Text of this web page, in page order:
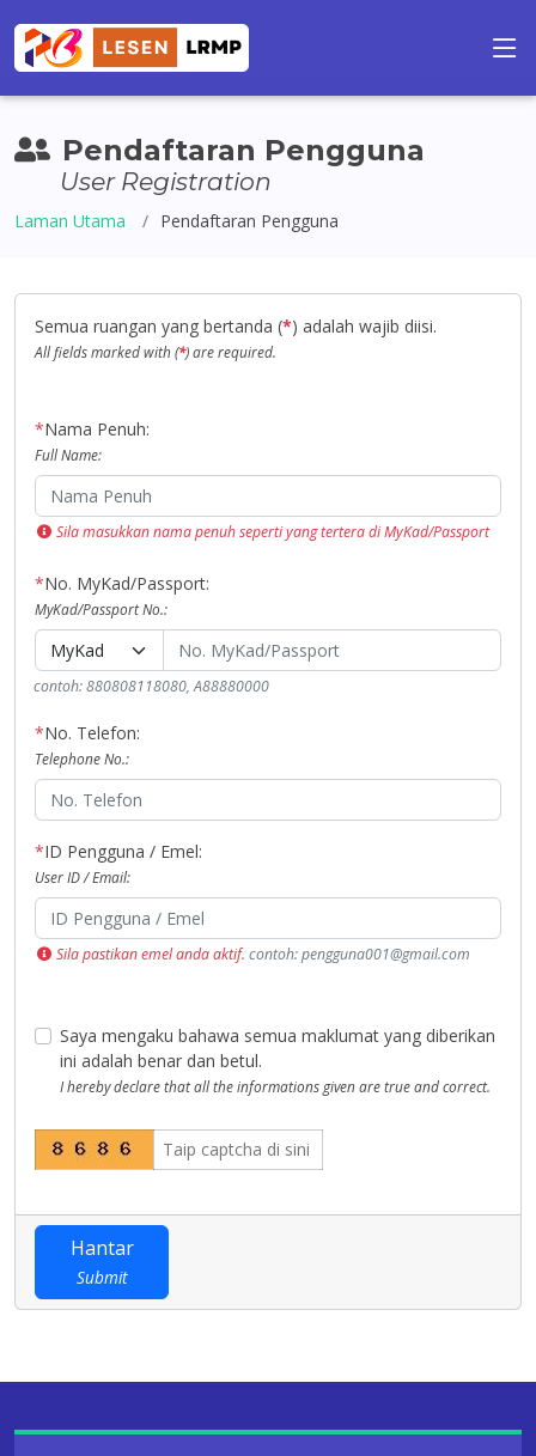
Pendaftaran Pengguna
User Registration
Laman Utama Pendaftaran Pengguna
Semua ruangan yang bertanda (*) adalah wajib diisi.
All fields marked with (*) are required.
*Nama Penuh:
Full Name:
Sila masukkan nama penuh seperti yang tertera di MyKad/Passport
*No. MyKad/Passport:
MyKad/Passport No.:
contoh: 880808118080, A88880000
*No. Telefon:
Telephone No.:
*ID Pengguna / Emel:
User ID / Email:
Sila pastikan emel anda aktif.contoh: pengguna001@gmail.com
Saya mengaku bahawa semua maklumat yang diberikan
ini adalah benar dan betul.
I hereby declare that all the informations given are true and correct.
Hantar
Submit